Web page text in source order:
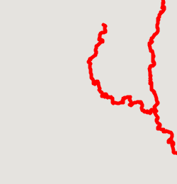
ottagonale, e di San Zenone.
Crema, tappa finale del
visitatore con il suo centro
grazioso salotto. La
tessuto urbano che conserva
fisionomia medievale e
antiche, architetture
private e palazzi pubblici di